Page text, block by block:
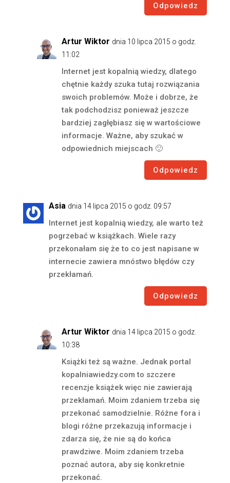
Odpowiedz
Artur Wiktor dnia 10 lipca 2015 o godz.
11:02
Internet jest kopalnią wiedzy, dlatego
chętnie każdy szuka tutaj rozwiązania
swoich problemów. Może i dobrze, że
tak podchodzisz ponieważ jeszcze
bardziej zagłębiasz się w wartościowe
informacje. Ważne, aby szukać w
odpowiednich miejscach 🙂
Odpowiedz
Asia dnia 14 lipca 2015 o godz. 09:57
Internet jest kopalnią wiedzy, ale warto też
pogrzebać w książkach. Wiele razy
przekonałam się że to co jest napisane w
internecie zawiera mnóstwo błędów czy
przekłamań.
Odpowiedz
Artur Wiktor dnia 14 lipca 2015 o godz.
10:38
Książki też są ważne. Jednak portal
kopalniawiedzy.com to szczere
recenzje książek więc nie zawierają
przekłamań. Moim zdaniem trzeba się
przekonać samodzielnie. Różne fora i
blogi różne przekazują informacje i
zdarza się, że nie są do końca
prawdziwe. Moim zdaniem trzeba
poznać autora, aby się konkretnie
przekonać.